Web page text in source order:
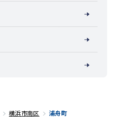
横浜市南区 浦舟町